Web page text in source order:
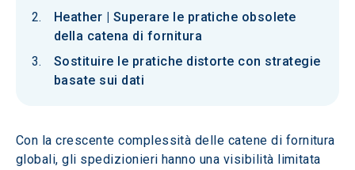
Heather | Superare le pratiche obsolete
della catena di fornitura
Sostituire le pratiche distorte con strategie
basate sui dati
Con la crescente complessità delle catene di fornitura
globali, gli spedizionieri hanno una visibilità limitata